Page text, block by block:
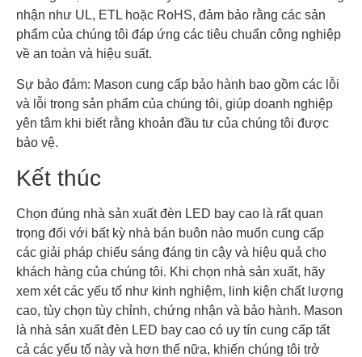
nhận như UL, ETL hoặc RoHS, đảm bảo rằng các sản
phẩm của chúng tôi đáp ứng các tiêu chuẩn công nghiệp
về an toàn và hiệu suất.
Sự bảo đảm: Mason cung cấp bảo hành bao gồm các lỗi
và lỗi trong sản phẩm của chúng tôi, giúp doanh nghiệp
yên tâm khi biết rằng khoản đầu tư của chúng tôi được
bảo vệ.
Kết thúc
Chọn đúng nhà sản xuất đèn LED bay cao là rất quan
trọng đối với bất kỳ nhà bán buôn nào muốn cung cấp
các giải pháp chiếu sáng đáng tin cậy và hiệu quả cho
khách hàng của chúng tôi. Khi chọn nhà sản xuất, hãy
xem xét các yếu tố như kinh nghiệm, linh kiện chất lượng
cao, tùy chọn tùy chỉnh, chứng nhận và bảo hành. Mason
là nhà sản xuất đèn LED bay cao có uy tín cung cấp tất
cả các yếu tố này và hơn thế nữa, khiến chúng tôi trở